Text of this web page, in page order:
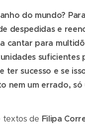
do mundo?
despedidas e
cantar para
suficientes
ter sucesso e se
nem um errado, só
textos de Filipa